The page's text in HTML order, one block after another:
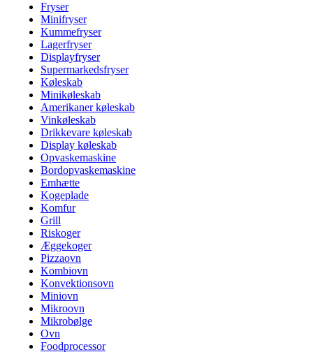
Fryser
Minifryser
Kummefryser
Lagerfryser
Displayfryser
Supermarkedsfryser
Køleskab
Minikøleskab
Amerikaner køleskab
Vinkøleskab
Drikkevare køleskab
Display køleskab
Opvaskemaskine
Bordopvaskemaskine
Emhætte
Kogeplade
Komfur
Grill
Riskoger
Æggekoger
Pizzaovn
Kombiovn
Konvektionsovn
Miniovn
Mikroovn
Mikrobølge
Ovn
Foodprocessor